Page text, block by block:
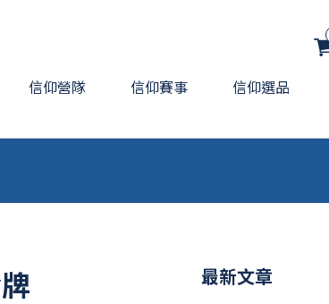
信仰營隊 信仰賽事 信仰選品
最新文章